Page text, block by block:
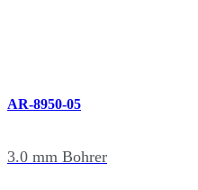
AR-8950-05
3.0 mm Bohrer